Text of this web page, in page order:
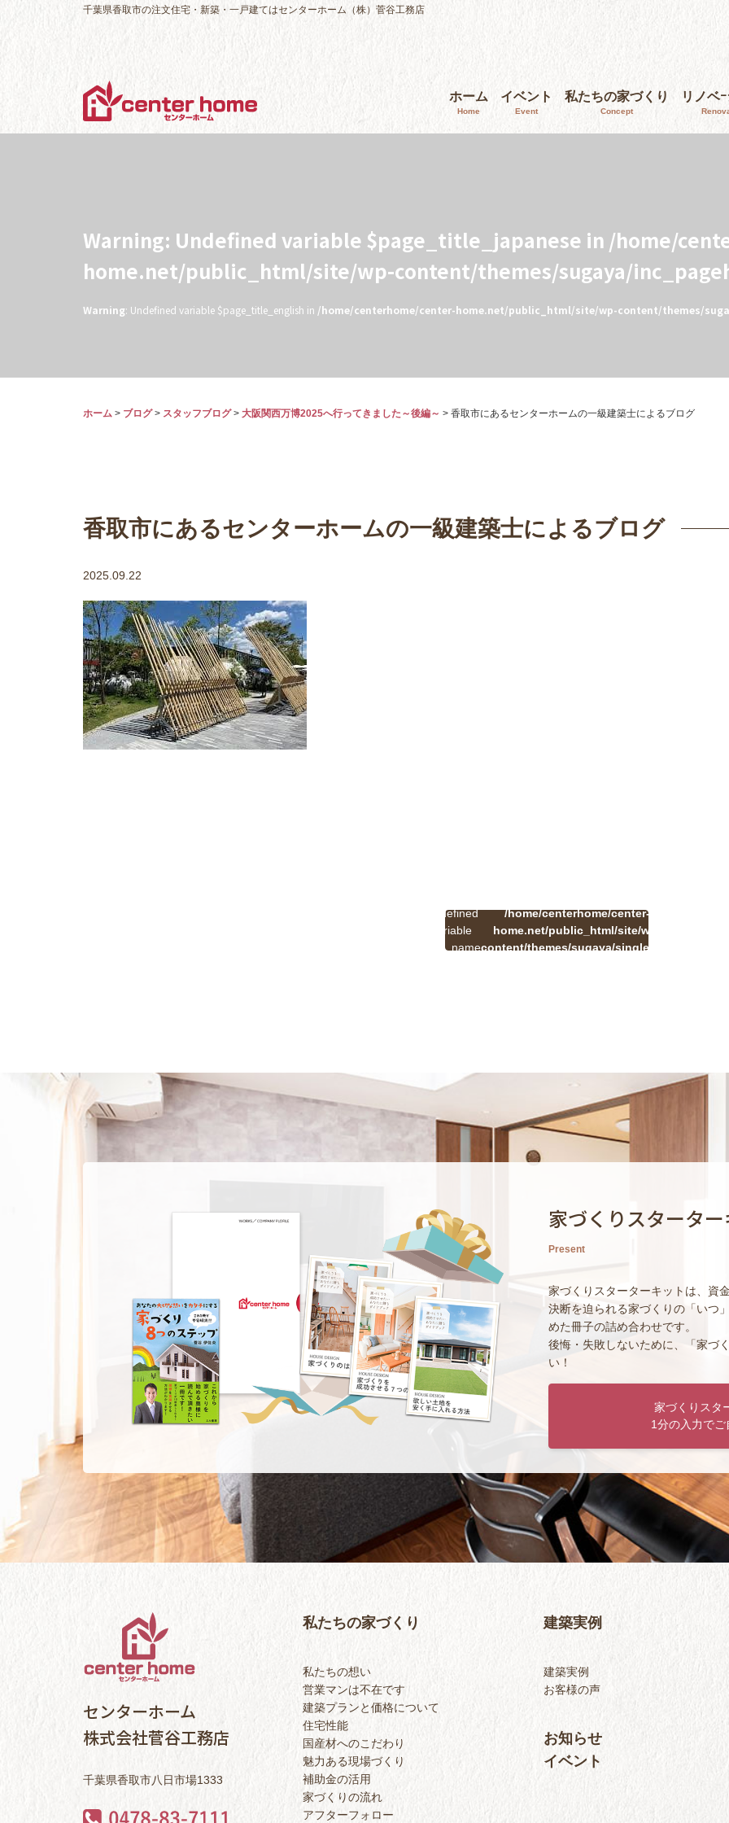
千葉県香取市の注文住宅・新築・一戸建てはセンターホーム（株）菅谷工務店
ホーム
Home
イベント
Event
私たちの家づくり
Concept
リノベ
Warning: Undefined variable $page_title_japanese in /home/
home.net/public_html/site/wp-content/themes/sugaya/
Warning: Undefined variable $page_title_english in /home/centerhome/center-home.net/public_html/site/wp-content/themes/
ホーム > ブログ> スタッフブログ> 大阪関西万博2025へ行ってきました～後編～ > 香取市にあるセンターホームの一級建築士によるブログ
香取市にあるセンターホームの一級建築士によるブログ
2025.09.22
Undefined
variable
$cat_name
/home/centerhome/center-
home.net/public_html/site/wp-
content/themes/sugaya/single.php
家づくりスタータ
Present
家づくりスターターキットは、資
決断を迫られる家づくりの「いつ
めた冊子の詰め合わせです。
後悔・失敗しないために、「家づ
い！
家づくりスタ
1分の入力で
センターホーム
株式会社菅谷工務店
千葉県香取市八日市場1333
私たちの家づくり
私たちの想い
営業マンは不在です
建築プランと価格について
住宅性能
国産材へのこだわり
魅力ある現場づくり
補助金の活用
家づくりの流れ
アフターフォロー
建築実例
建築実例
お客様の声
お知らせ
イベント